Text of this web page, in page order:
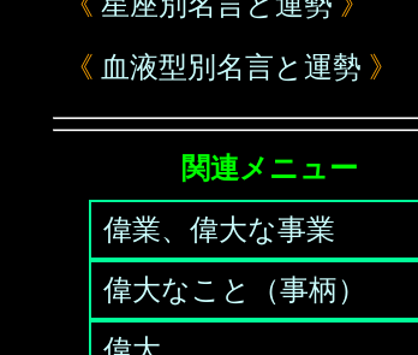
《 血液型別名言と運勢 》
関連メニュー
偉業、偉大な事業
偉大なこと（事柄）